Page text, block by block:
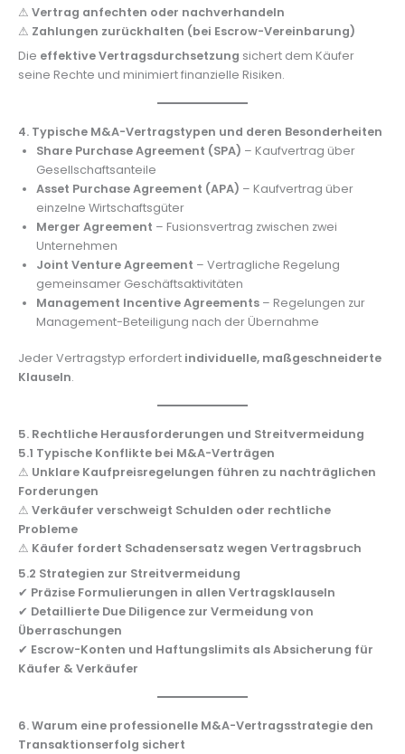
⚠ Vertrag anfechten oder nachverhandeln
⚠ Zahlungen zurückhalten (bei Escrow-Vereinbarung)
Die effektive Vertragsdurchsetzung sichert dem Käufer
seine Rechte und minimiert finanzielle Risiken.
4. Typische M&A-Vertragstypen und deren Besonderheiten
Share Purchase Agreement (SPA) – Kaufvertrag über
Gesellschaftsanteile
Asset Purchase Agreement (APA) – Kaufvertrag über
einzelne Wirtschaftsgüter
Merger Agreement – Fusionsvertrag zwischen zwei
Unternehmen
Joint Venture Agreement – Vertragliche Regelung
gemeinsamer Geschäftsaktivitäten
Management Incentive Agreements – Regelungen zur
Management-Beteiligung nach der Übernahme
Jeder Vertragstyp erfordert individuelle, maßgeschneiderte
Klauseln.
5. Rechtliche Herausforderungen und Streitvermeidung
5.1 Typische Konflikte bei M&A-Verträgen
⚠ Unklare Kaufpreisregelungen führen zu nachträglichen
Forderungen
⚠ Verkäufer verschweigt Schulden oder rechtliche
Probleme
⚠ Käufer fordert Schadensersatz wegen Vertragsbruch
5.2 Strategien zur Streitvermeidung
✔ Präzise Formulierungen in allen Vertragsklauseln
✔ Detaillierte Due Diligence zur Vermeidung von
Überraschungen
✔ Escrow-Konten und Haftungslimits als Absicherung für
Käufer & Verkäufer
6. Warum eine professionelle M&A-Vertragsstrategie den
Transaktionserfolg sichert